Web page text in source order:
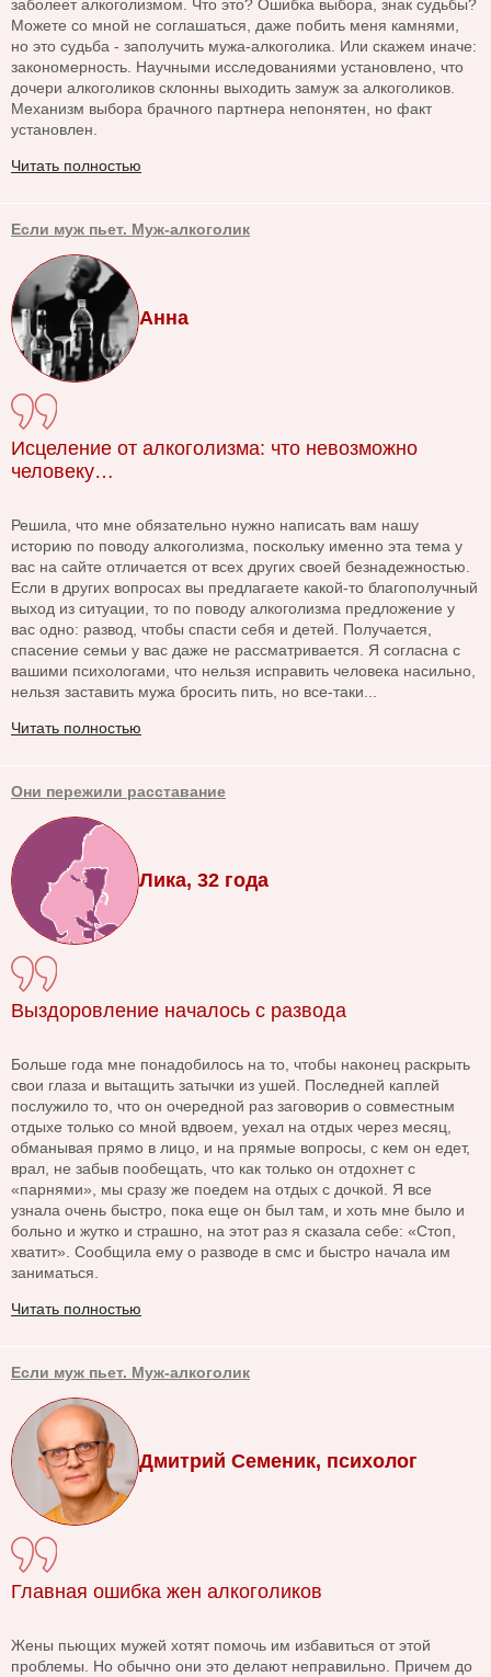
заболеет алкоголизмом. Что это? Ошибка выбора, знак судьбы?
Можете со мной не соглашаться, даже побить меня камнями,
но это судьба - заполучить мужа-алкоголика. Или скажем иначе:
закономерность. Научными исследованиями установлено, что
дочери алкоголиков склонны выходить замуж за алкоголиков.
Механизм выбора брачного партнера непонятен, но факт
установлен.
Читать полностью
Если муж пьет. Муж-алкоголик
Анна
Исцеление от алкоголизма: что невозможно
человеку…
Решила, что мне обязательно нужно написать вам нашу
историю по поводу алкоголизма, поскольку именно эта тема у
вас на сайте отличается от всех других своей безнадежностью.
Если в других вопросах вы предлагаете какой-то благополучный
выход из ситуации, то по поводу алкоголизма предложение у
вас одно: развод, чтобы спасти себя и детей. Получается,
спасение семьи у вас даже не рассматривается. Я согласна с
вашими психологами, что нельзя исправить человека насильно,
нельзя заставить мужа бросить пить, но все-таки...
Читать полностью
Они пережили расставание
Лика, 32 года
Выздоровление началось с развода
Больше года мне понадобилось на то, чтобы наконец раскрыть
свои глаза и вытащить затычки из ушей. Последней каплей
послужило то, что он очередной раз заговорив о совместным
отдыхе только со мной вдвоем, уехал на отдых через месяц,
обманывая прямо в лицо, и на прямые вопросы, с кем он едет,
врал, не забыв пообещать, что как только он отдохнет с
«парнями», мы сразу же поедем на отдых с дочкой. Я все
узнала очень быстро, пока еще он был там, и хоть мне было и
больно и жутко и страшно, на этот раз я сказала себе: «Стоп,
хватит». Сообщила ему о разводе в смс и быстро начала им
заниматься.
Читать полностью
Если муж пьет. Муж-алкоголик
Дмитрий Семеник, психолог
Главная ошибка жен алкоголиков
Жены пьющих мужей хотят помочь им избавиться от этой
проблемы. Но обычно они это делают неправильно. Причем до